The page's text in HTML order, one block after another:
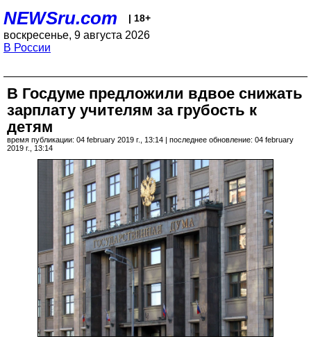
NEWSru.com | 18+
воскресенье, 9 августа 2026
В России
В Госдуме предложили вдвое снижать
зарплату учителям за грубость к
детям
время публикации: 04 february 2019 г., 13:14 | последнее обновление: 04 february
2019 г., 13:14